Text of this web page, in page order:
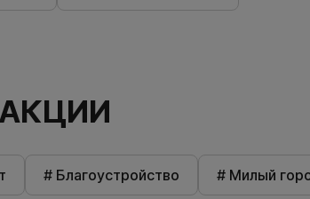
# Благоустройство # Милый